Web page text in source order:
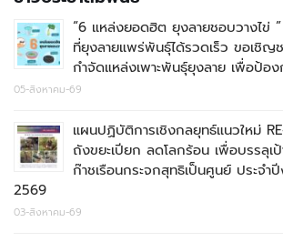
“6 แหล่งยอดฮิต ยุงลายชอบวางไข่
ที่ยุงลายแพร่พันธุ์ได้รวดเร็ว ขอเชิญ
กำจัดแหล่งเพาะพันธุ์ยุงลาย เพื่อป้อง
05-สิงหาคม-69
แผนปฏิบัติการเชิงกลยุทธ์แนวใหม่
ถังขยะเปียก ลดโลกร้อน เพื่อบรรลุเ
ก๊าชเรือนกระจกสุทธิเป็นศูนย์ ประจ
2569
03-สิงหาคม-69